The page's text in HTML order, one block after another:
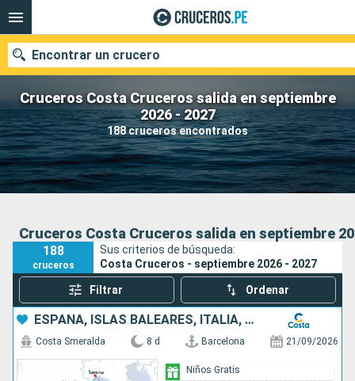
Cruceros Costa Cruceros salida en septiembre
2026 - 2027
188 cruceros encontrados
Encontrar un crucero
Nuestros destinos
Fecha de salida
Buscar
Cruceros Costa Cruceros salida en septiembre
188
cruceros
Sus criterios de búsqueda:
Costa Cruceros - septiembre 2026 - 2027
Filtrar Ordenar
ESPAÑA, ISLAS BALEARES, ITALIA, FRANCIA
Costa Smeralda 8 d Barcelona 21/09/2026
Niños Gratis